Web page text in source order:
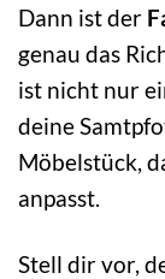
Dann ist der
genau das
ist nicht nur
deine
Möbelstück,
anpasst.
Stell dir vor,